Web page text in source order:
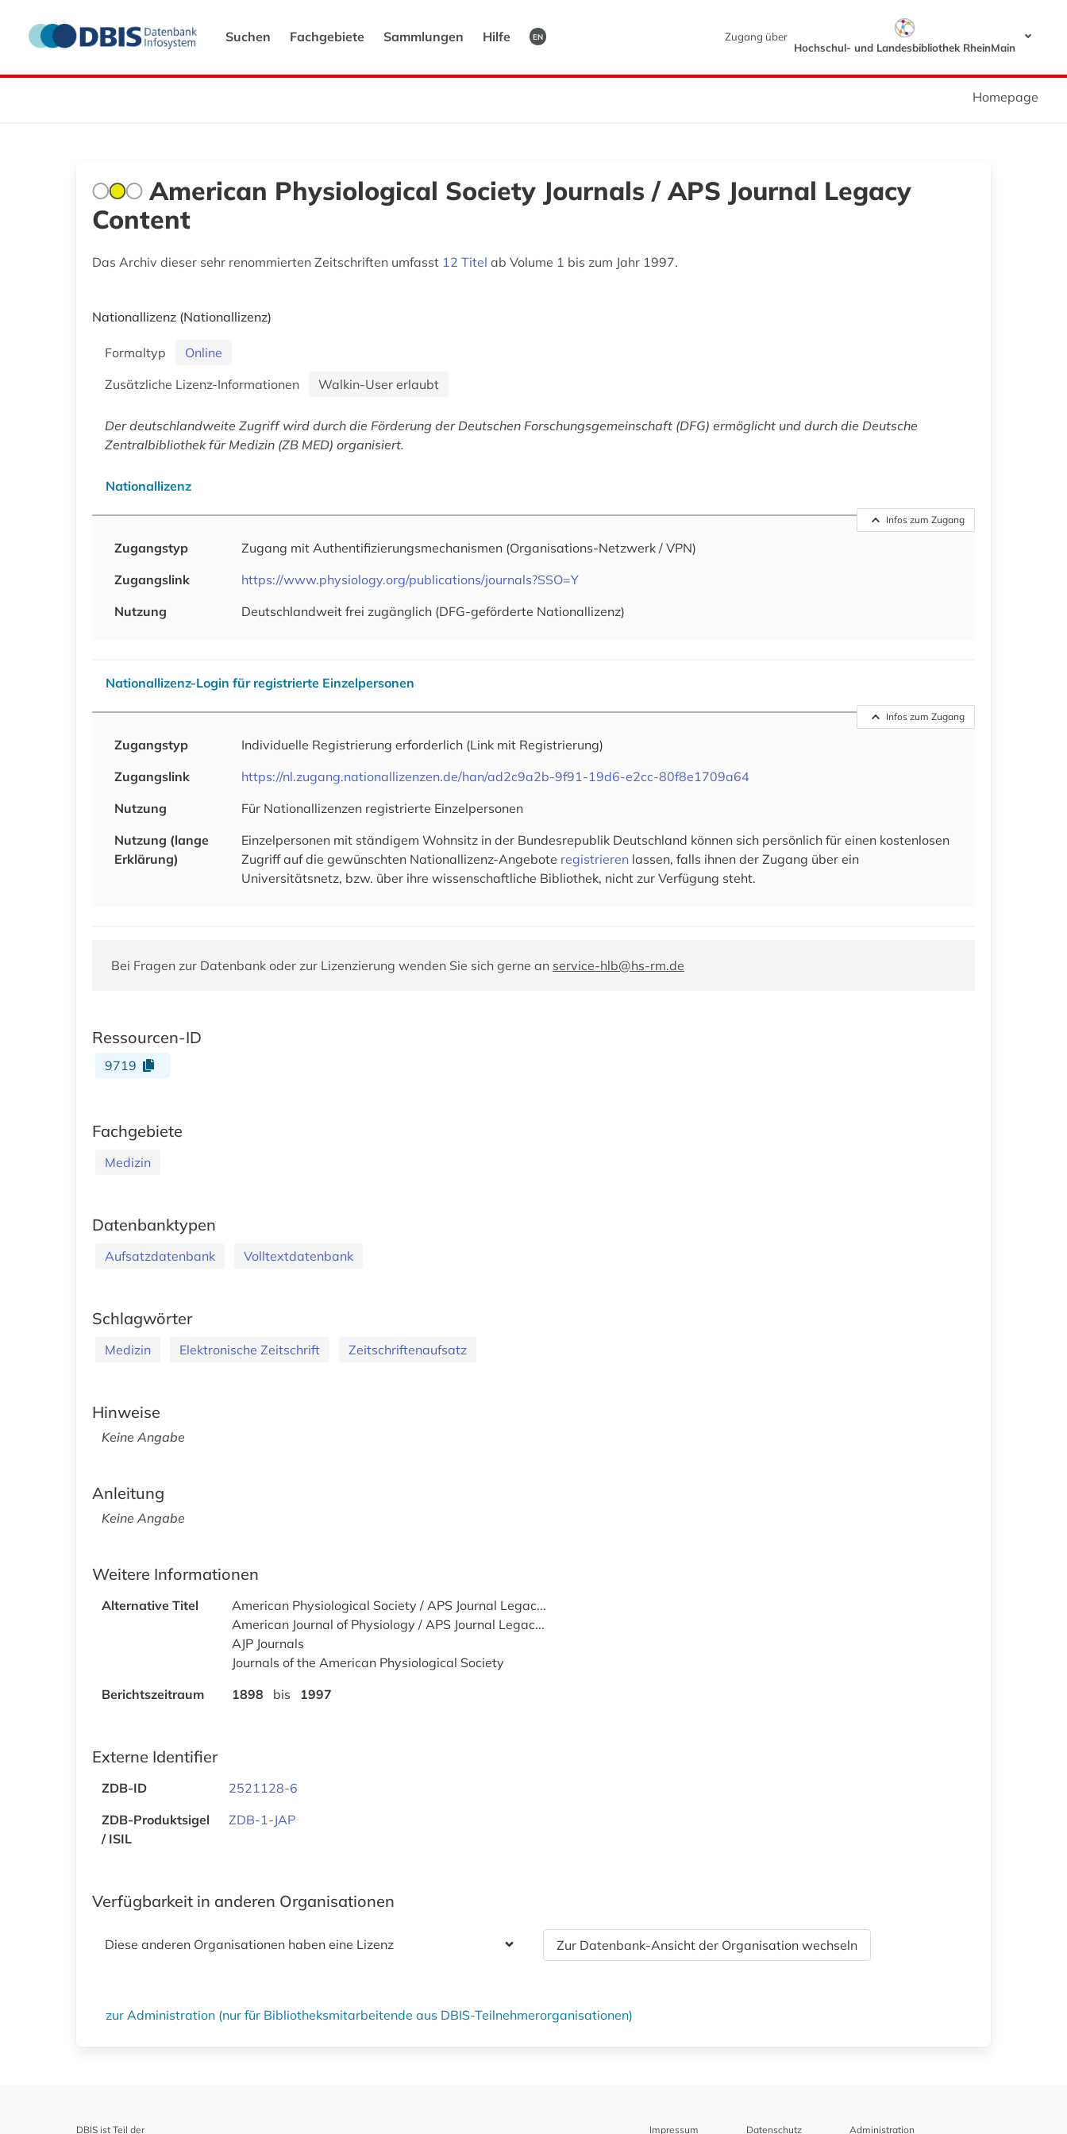
Suchen Fachgebiete Sammlungen Hilfe EN
Zugang über
Hochschul- und Landesbibliothek RheinMain
Homepage
American Physiological Society Journals / APS Journal Legacy
Content
Das Archiv dieser sehr renommierten Zeitschriften umfasst 12 Titel ab Volume 1 bis zum Jahr 1997.
Nationallizenz (Nationallizenz)
Formaltyp
Online
Zusätzliche Lizenz-Informationen
Walkin-User erlaubt
Der deutschlandweite Zugriff wird durch die Förderung der Deutschen Forschungsgemeinschaft (DFG) ermöglicht und durch die Deutsche
Zentralbibliothek für Medizin (ZB MED) organisiert.
Nationallizenz
Infos zum Zugang
Zugangstyp Zugang mit Authentifizierungsmechanismen (Organisations-Netzwerk / VPN)
Zugangslink
https://www.physiology.org/publications/journals?SSO=Y
Nutzung
Deutschlandweit frei zugänglich (DFG-geförderte Nationallizenz)
Nationallizenz-Login für registrierte Einzelpersonen
Infos zum Zugang
Zugangstyp Individuelle Registrierung erforderlich (Link mit Registrierung)
Zugangslink
https://nl.zugang.nationallizenzen.de/han/ad2c9a2b-9f91-19d6-e2cc-80f8e1709a64
Nutzung
Für Nationallizenzen registrierte Einzelpersonen
Nutzung (lange
Erklärung)
Einzelpersonen mit ständigem Wohnsitz in der Bundesrepublik Deutschland können sich persönlich für einen kostenlosen
Zugriff auf die gewünschten Nationallizenz-Angebote registrieren lassen, falls ihnen der Zugang über ein
Universitätsnetz, bzw. über ihre wissenschaftliche Bibliothek, nicht zur Verfügung steht.
Bei Fragen zur Datenbank oder zur Lizenzierung wenden Sie sich gerne an service-hlb@hs-rm.de
Ressourcen-ID
9719
Fachgebiete
Medizin
Datenbanktypen
Aufsatzdatenbank Volltextdatenbank
Schlagwörter
Medizin Elektronische Zeitschrift Zeitschriftenaufsatz
Hinweise
Keine Angabe
Anleitung
Keine Angabe
Weitere Informationen
Alternative Titel
American Physiological Society / APS Journal Legac...
American Journal of Physiology / APS Journal Legac...
AJP Journals
Journals of the American Physiological Society
Berichtszeitraum
1898 bis 1997
Externe Identifier
ZDB-ID
2521128-6
ZDB-Produktsigel
/ ISIL
ZDB-1-JAP
Verfügbarkeit in anderen Organisationen
Diese anderen Organisationen haben eine Lizenz Zur Datenbank-Ansicht der Organisation wechseln
zur Administration (nur für Bibliotheksmitarbeitende aus DBIS-Teilnehmerorganisationen)
DBIS ist Teil der Impressum Datenschutz Administration